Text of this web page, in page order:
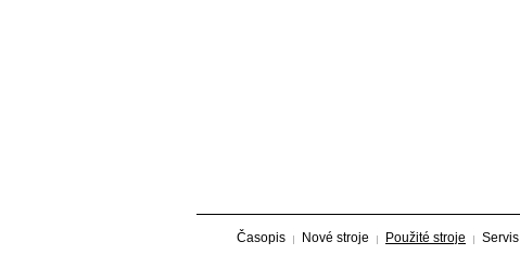
Časopis Nové stroje Použité stroje Servis